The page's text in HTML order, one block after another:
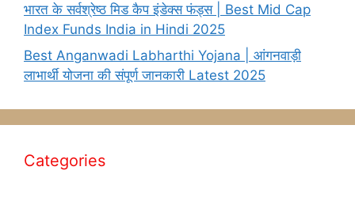
भारत के सर्वश्रेष्ठ मिड कैप इंडेक्स फंड्स | Best Mid Cap
Index Funds India in Hindi 2025
Best Anganwadi Labharthi Yojana | आंगनवाड़ी
लाभार्थी योजना की संपूर्ण जानकारी Latest 2025
Categories